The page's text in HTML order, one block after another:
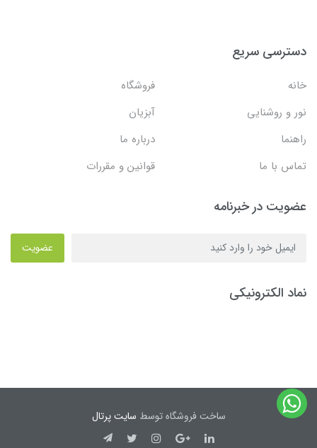
دسترسی سریع
خانه
فروشگاه
نور و روشنایی
آبزیان
راهنما
درباره ما
تماس با ما
قوانین و مقررات
عضویت در خبرنامه
عضویت
نماد الکترونیکی
ساخت فروشگاه توسط سایت پرتال